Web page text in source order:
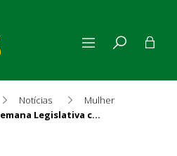
Notícias
Mulher
Solenidade encerra Semana Legislativa com homenagens às mulheres